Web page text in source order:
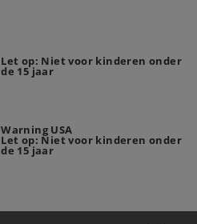
Let op: Niet voor kinderen onder
de 15 jaar
Warning USA
Let op: Niet voor kinderen onder
de 15 jaar